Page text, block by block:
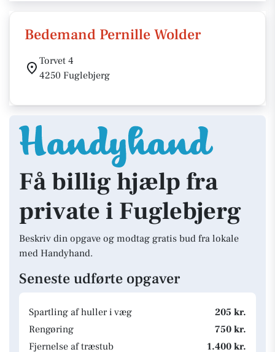
Bedemand Pernille Wolder
Torvet 4
4250 Fuglebjerg
Få billig hjælp fra
private i Fuglebjerg
Beskriv din opgave og modtag gratis bud fra lokale
med Handyhand.
Seneste udførte opgaver
Spartling af huller i væg
205 kr.
Rengøring
750 kr.
Fjernelse af træstub
1.400 kr.